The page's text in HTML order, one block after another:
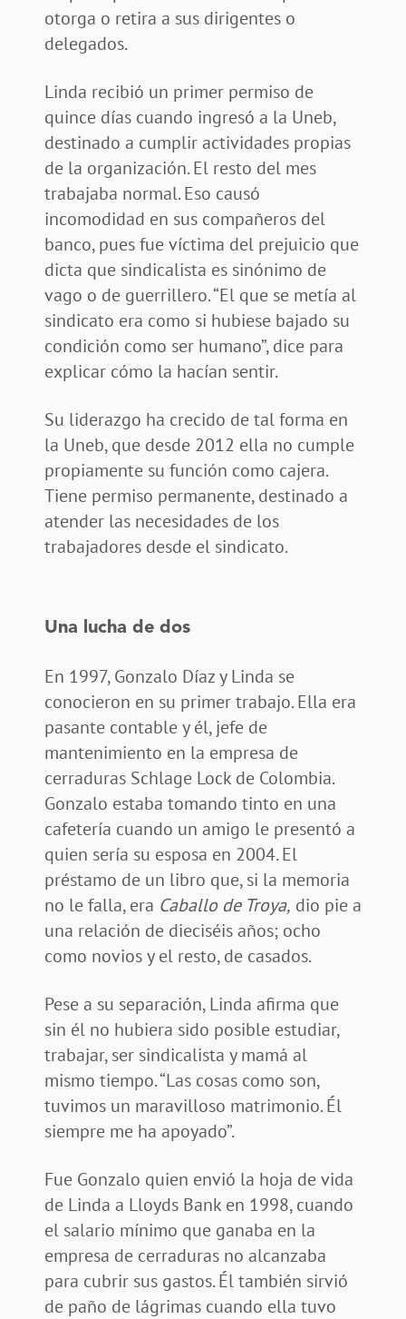
otorga o retira a sus dirigentes o
delegados.
Linda recibió un primer permiso de
quince días cuando ingresó a la Uneb,
destinado a cumplir actividades propias
de la organización. El resto del mes
trabajaba normal. Eso causó
incomodidad en sus compañeros del
banco, pues fue víctima del prejuicio que
dicta que sindicalista es sinónimo de
vago o de guerrillero. “El que se metía al
sindicato era como si hubiese bajado su
condición como ser humano”, dice para
explicar cómo la hacían sentir.
Su liderazgo ha crecido de tal forma en
la Uneb, que desde 2012 ella no cumple
propiamente su función como cajera.
Tiene permiso permanente, destinado a
atender las necesidades de los
trabajadores desde el sindicato.
Una lucha de dos
En 1997, Gonzalo Díaz y Linda se
conocieron en su primer trabajo. Ella era
pasante contable y él, jefe de
mantenimiento en la empresa de
cerraduras Schlage Lock de Colombia.
Gonzalo estaba tomando tinto en una
cafetería cuando un amigo le presentó a
quien sería su esposa en 2004. El
préstamo de un libro que, si la memoria
no le falla, era Caballo de Troya, dio pie a
una relación de dieciséis años; ocho
como novios y el resto, de casados.
Pese a su separación, Linda afirma que
sin él no hubiera sido posible estudiar,
trabajar, ser sindicalista y mamá al
mismo tiempo. “Las cosas como son,
tuvimos un maravilloso matrimonio. Él
siempre me ha apoyado”.
Fue Gonzalo quien envió la hoja de vida
de Linda a Lloyds Bank en 1998, cuando
el salario mínimo que ganaba en la
empresa de cerraduras no alcanzaba
para cubrir sus gastos. Él también sirvió
de paño de lágrimas cuando ella tuvo